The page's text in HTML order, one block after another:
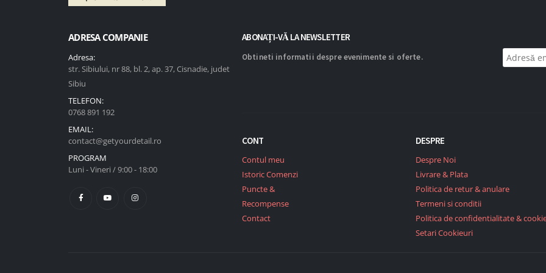
ADRESA COMPANIE
Adresa:
str. Sibiului, nr 88, bl. 2, ap. 37, Cisnadie, judet
Sibiu
TELEFON:
0768 891 192
EMAIL:
contact@getyourdetail.ro
PROGRAM
Luni - Vineri / 9:00 - 18:00
ABONAȚI-VĂ LA NEWSLETTER
Obtineti informatii despre evenimente si oferte.
CONT
Contul meu
Istoric Comenzi
Puncte &
Recompense
Contact
DESPRE
Despre Noi
Livrare & Plata
Politica de retur & anulare
Termeni si conditii
Politica de confidentialitate &
Setari Cookieuri